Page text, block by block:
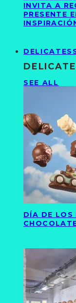
INVITA A
PRESENTE
SEE ALL
DÍA DE LOS